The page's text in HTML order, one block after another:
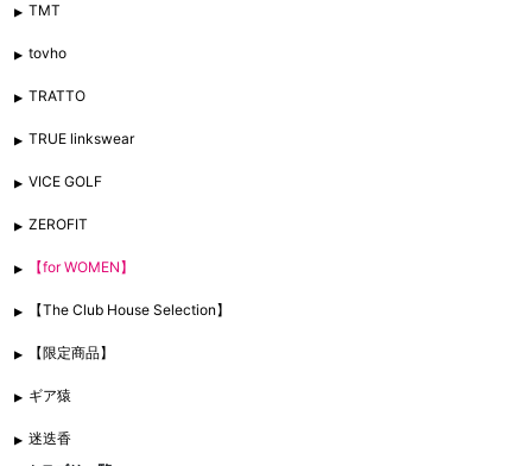
TMT
tovho
TRATTO
TRUE linkswear
VICE GOLF
ZEROFIT
【for WOMEN】
【The Club House Selection】
【限定商品】
ギア猿
迷迭香